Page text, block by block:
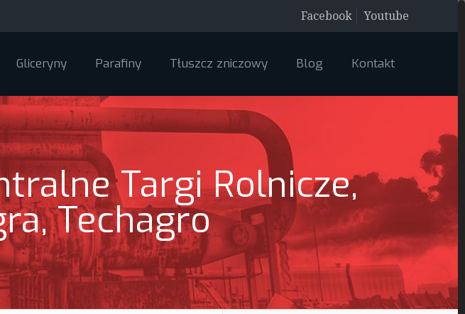
Facebook Youtube
Gliceryny Parafiny Tłuszcz zniczowy Blog Kontakt
Targi Rolnicze,
Techagro